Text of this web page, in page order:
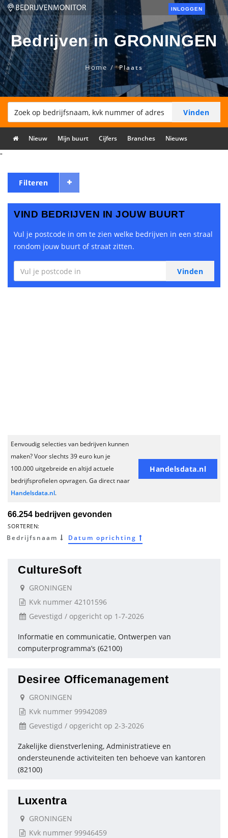
INLOGGEN
Bedrijven in GRONINGEN
Home Plaats
Nieuw Mijn buurt Cijfers Branches
Nieuws
"
Filteren
VIND BEDRIJVEN IN JOUW BUURT
Vul je postcode in om te zien welke bedrijven in een straal
rondom jouw buurt of straat zitten.
Eenvoudig selecties van bedrijven kunnen
maken? Voor slechts 39 euro kun je
100.000 uitgebreide en altijd actuele
bedrijfsprofielen opvragen. Ga direct naar
Handelsdata.nl.
Handelsdata.nl
66.254 bedrijven gevonden
SORTEREN:
Bedrijfsnaam Datum oprichting
CultureSoft
GRONINGEN
Kvk nummer 42101596
Gevestigd / opgericht op 1-7-2026
Informatie en communicatie, Ontwerpen van
computerprogramma’s (62100)
Desiree Officemanagement
GRONINGEN
Kvk nummer 99942089
Gevestigd / opgericht op 2-3-2026
Zakelijke dienstverlening, Administratieve en
ondersteunende activiteiten ten behoeve van kantoren
(82100)
Luxentra
GRONINGEN
Kvk nummer 99946459